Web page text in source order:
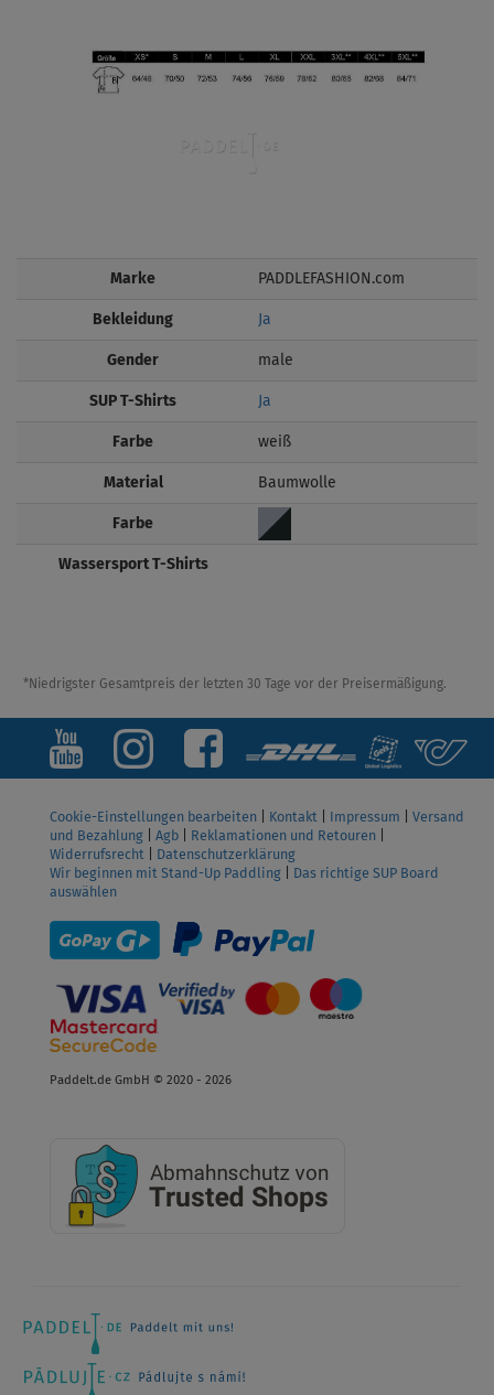
Marke PADDLEFASHION.com
Bekleidung Ja
Gender male
SUP T-Shirts Ja
Farbe weiß
Material Baumwolle
Farbe
Wassersport T-Shirts
*Niedrigster Gesamtpreis der letzten 30 Tage vor der Preisermäßigung.
Cookie-Einstellungen bearbeiten Kontakt Impressum
Versand
und Bezahlung
Agb Reklamationen und Retouren
Widerrufsrecht
Datenschutzerklärung
Wir beginnen mit Stand-Up Paddling
Das richtige SUP Board
auswählen
Paddelt.de GmbH © 2020 - 2026